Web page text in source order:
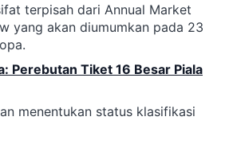
terpisah dari Annual Market
yang akan diumumkan pada 23
Perebutan Tiket 16 Besar Piala
menentukan status klasifikasi